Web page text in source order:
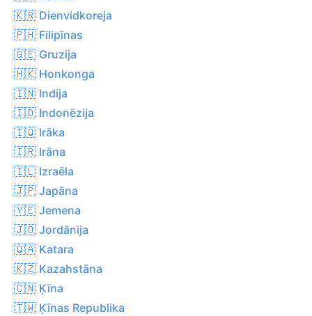
🇰🇷 Dienvidkoreja
🇵🇭 Filipīnas
🇬🇪 Gruzija
🇭🇰 Honkonga
🇮🇳 Indija
🇮🇩 Indonēzija
🇮🇶 Irāka
🇮🇷 Irāna
🇮🇱 Izraēla
🇯🇵 Japāna
🇾🇪 Jemena
🇯🇴 Jordānija
🇶🇦 Katara
🇰🇿 Kazahstāna
🇨🇳 Ķīna
🇹🇼 Ķīnas Republika